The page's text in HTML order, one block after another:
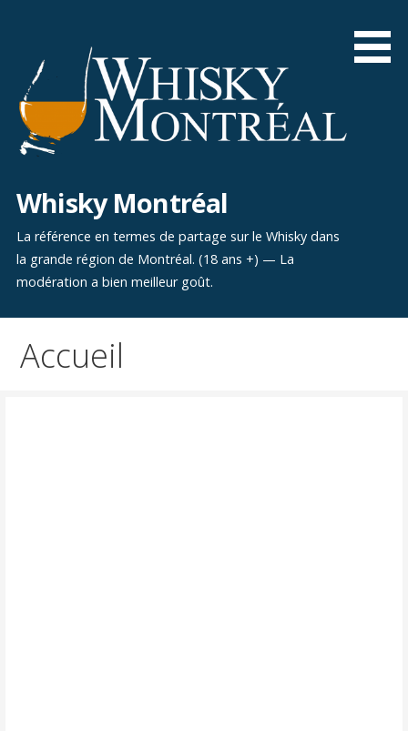
contenu
Whisky Montréal
La référence en termes de partage sur le Whisky dans
la grande région de Montréal. (18 ans +) — La
modération a bien meilleur goût.
Accueil